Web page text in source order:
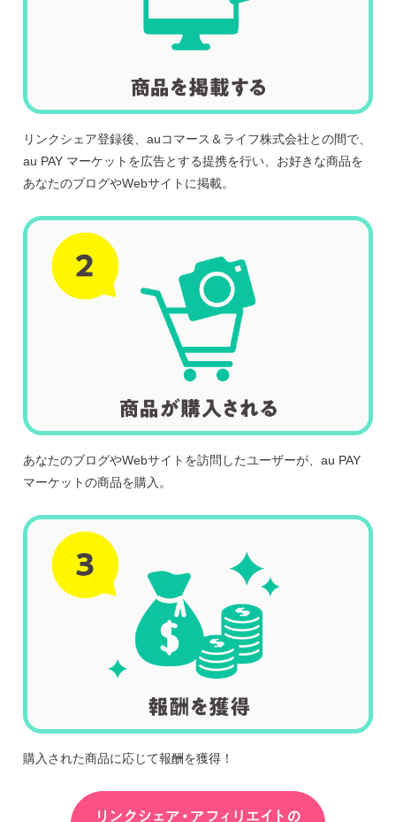
リンクシェア登録後、 auコマース＆ライフ株式会社との間で、
au PAY マーケット を広告とする提携を行い、お好きな商品を
あなたのブログやWebサイトに掲載。
あなたのブログやWebサイトを訪問したユーザーが、 au PAY
マーケットの商品を購入。
購入された商品に応じて報酬を獲得！